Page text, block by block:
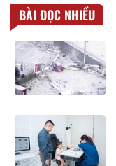
BÀI ĐỌC NHIỀU